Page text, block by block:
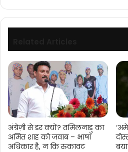
अंग्रेज़ी से डर क्यों? तमिलनाडु का
अमित शाह को जवाब – भाषा
अधिकार है, न कि रुकावट